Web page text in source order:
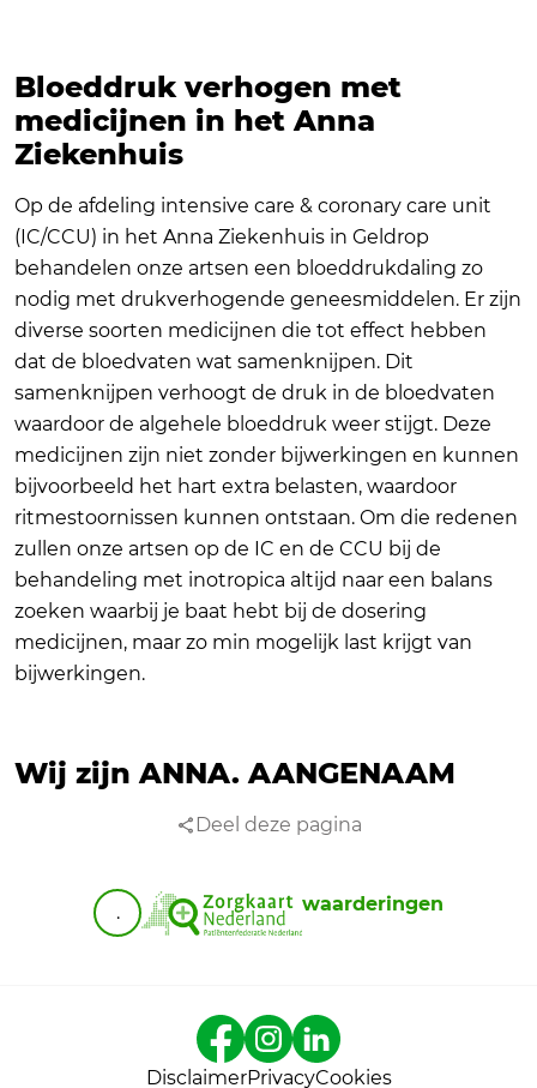
Bloeddruk verhogen met
medicijnen in het Anna
Ziekenhuis
Op de afdeling intensive care & coronary care unit
(IC/CCU) in het Anna Ziekenhuis in Geldrop
behandelen onze artsen een bloeddrukdaling zo
nodig met drukverhogende geneesmiddelen. Er zijn
diverse soorten medicijnen die tot effect hebben
dat de bloedvaten wat samenknijpen. Dit
samenknijpen verhoogt de druk in de bloedvaten
waardoor de algehele bloeddruk weer stijgt. Deze
medicijnen zijn niet zonder bijwerkingen en kunnen
bijvoorbeeld het hart extra belasten, waardoor
ritmestoornissen kunnen ontstaan. Om die redenen
zullen onze artsen op de IC en de CCU bij de
behandeling met inotropica altijd naar een balans
zoeken waarbij je baat hebt bij de dosering
medicijnen, maar zo min mogelijk last krijgt van
bijwerkingen.
Wij zijn ANNA.AANGENAAM
Deel deze pagina
. waarderingen
DisclaimerPrivacyCookies